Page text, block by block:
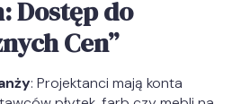
Dostęp do
Cen”
: Projektanci mają konta